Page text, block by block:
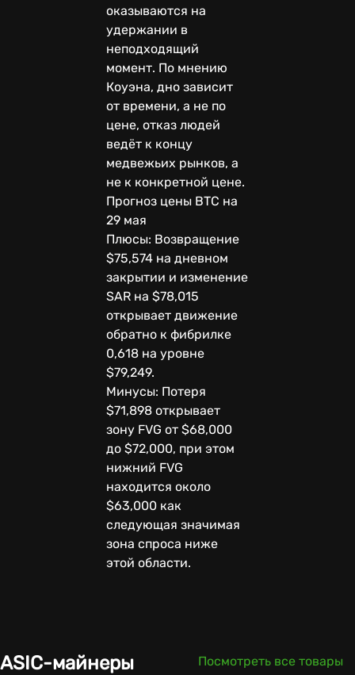
оказываются на
удержании в
неподходящий
момент. По мнению
Коуэна, дно зависит
от времени, а не по
цене, отказ людей
ведёт к концу
медвежьих рынков, а
не к конкретной цене.
Прогноз цены BTC на
29 мая
Плюсы: Возвращение
$75,574 на дневном
закрытии и изменение
SAR на $78,015
открывает движение
обратно к фибрилке
0,618 на уровне
$79,249.
Минусы: Потеря
$71,898 открывает
зону FVG от $68,000
до $72,000, при этом
нижний FVG
находится около
$63,000 как
следующая значимая
зона спроса ниже
этой области.
ASIC-майнеры Посмотреть все товары